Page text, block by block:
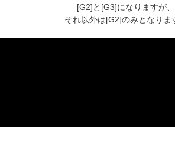
[G2]と[G3]になりますが、
それ以外は[G2]のみとなりま